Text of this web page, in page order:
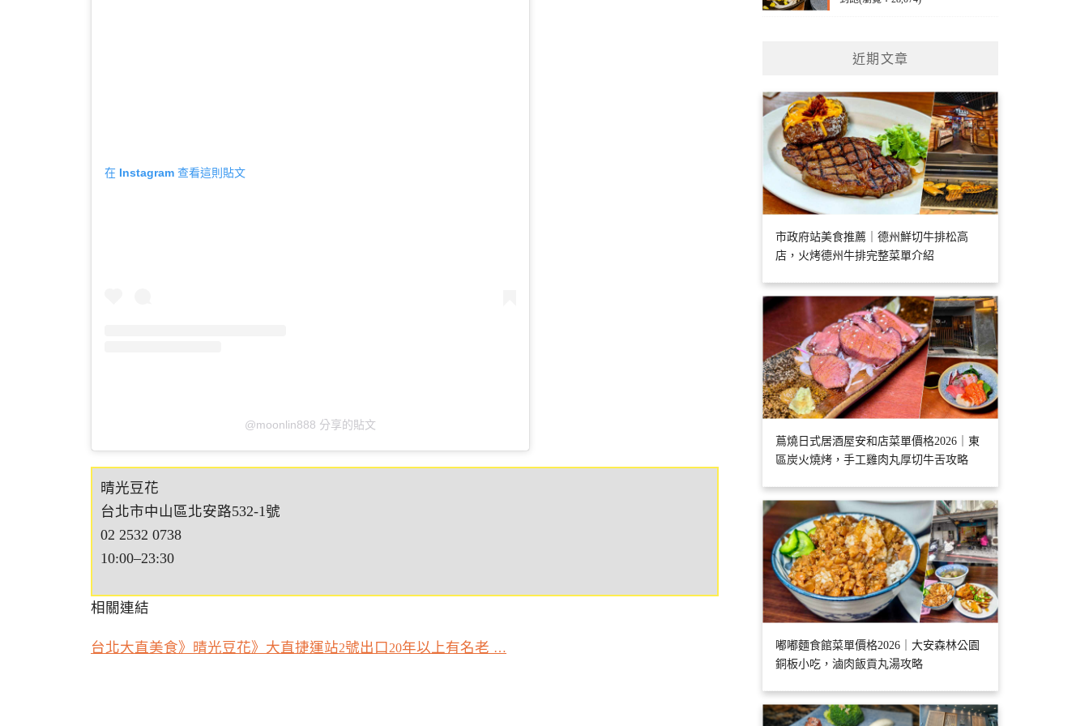
在 Instagram 查看這則貼文
@moonlin888 分享的貼文
晴光豆花
台北市中山區北安路532-1號
02 2532 0738
10:00–23:30
相關連結
台北大直美食》晴光豆花》大直捷運站2號出口20年以上有名老 …
近期文章
市政府站美食推薦｜德州鮮切牛排松高
店，火烤德州牛排完整菜單介紹
蔦燒日式居酒屋安和店菜單價格2026｜東
區炭火燒烤，手工雞肉丸厚切牛舌攻略
嘟嘟麵食館菜單價格2026｜大安森林公園
銅板小吃，滷肉飯貢丸湯攻略